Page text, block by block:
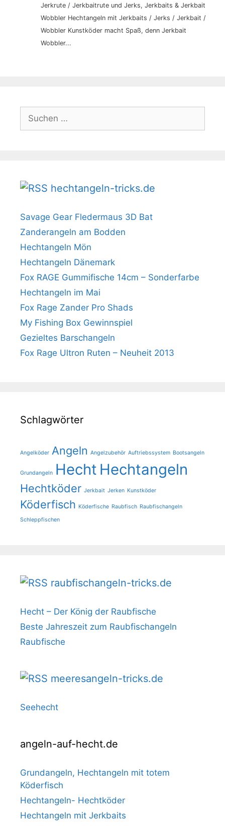
Jerkrute / Jerkbaitrute und Jerks, Jerkbaits & Jerkbait
Wobbler Hechtangeln mit Jerkbaits / Jerks / Jerkbait /
Wobbler Kunstköder macht Spaß, denn Jerkbait
Wobbler...
Suche
nach:
hechtangeln-tricks.de
Savage Gear Fledermaus 3D Bat
Zanderangeln am Bodden
Hechtangeln Mön
Hechtangeln Dänemark
Fox RAGE Gummifische 14cm – Sonderfarbe
Hechtangeln im Mai
Fox Rage Zander Pro Shads
My Fishing Box Gewinnspiel
Gezieltes Barschangeln
Fox Rage Ultron Ruten – Neuheit 2013
Schlagwörter
Angelköder Angeln Angelzubehör Auftriebssystem Bootsangeln
Grundangeln Hecht Hechtangeln
Hechtköder Jerkbait Jerken Kunstköder
Köderfisch Köderfische Raubfisch Raubfischangeln
Schleppfischen
raubfischangeln-tricks.de
Hecht – Der König der Raubfische
Beste Jahreszeit zum Raubfischangeln
Raubfische
meeresangeln-tricks.de
Seehecht
angeln-auf-hecht.de
Grundangeln, Hechtangeln mit totem
Köderfisch
Hechtangeln- Hechtköder
Hechtangeln mit Jerkbaits